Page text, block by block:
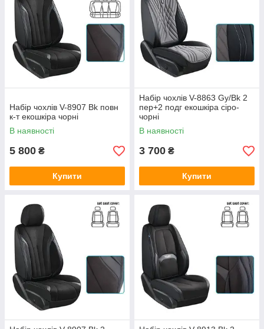
Набір чохлів V-8907 Bk повн
к-т екошкіра чорні
В наявності
5 800 ₴
Купити
Набір чохлів V-8863 Gy/Bk 2
пер+2 подг екошкіра сіро-
чорні
В наявності
3 700 ₴
Купити